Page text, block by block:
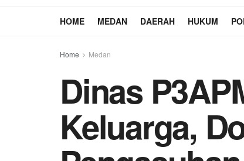
HOME MEDAN DAERAH HUKUM
Home Medan
Dinas
Keluarga,